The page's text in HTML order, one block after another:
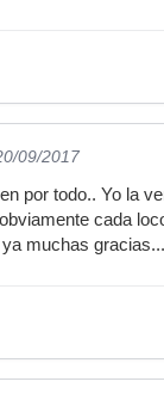
09/2017
por todo.. Yo la
cada
muchas